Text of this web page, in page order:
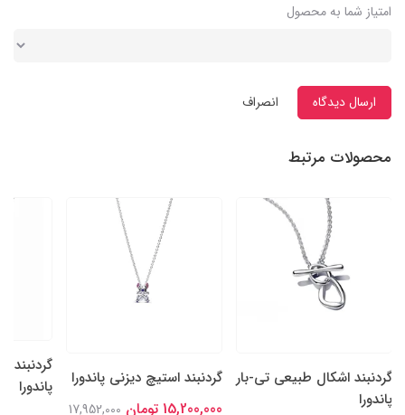
امتیاز شما به محصول
ارسال دیدگاه انصراف
محصولات مرتبط
گردنبند اشکال طبیعی تی-بار
پاندورا
گردنبند استیچ دیزنی پاندورا
15,200,000 تومان
17,952,000
گردنبند
پاندورا